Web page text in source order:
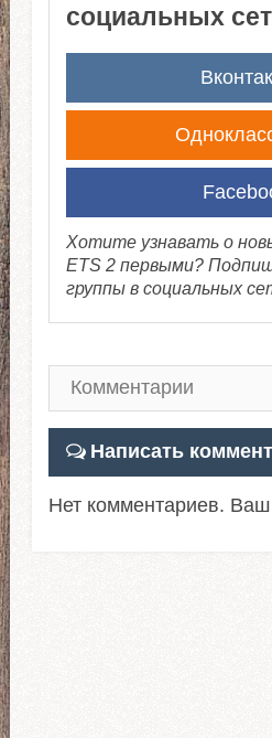
социальных
Хотите узнавать о
ETS 2 первыми?
группы в социальных
Написать
Нет комментариев.